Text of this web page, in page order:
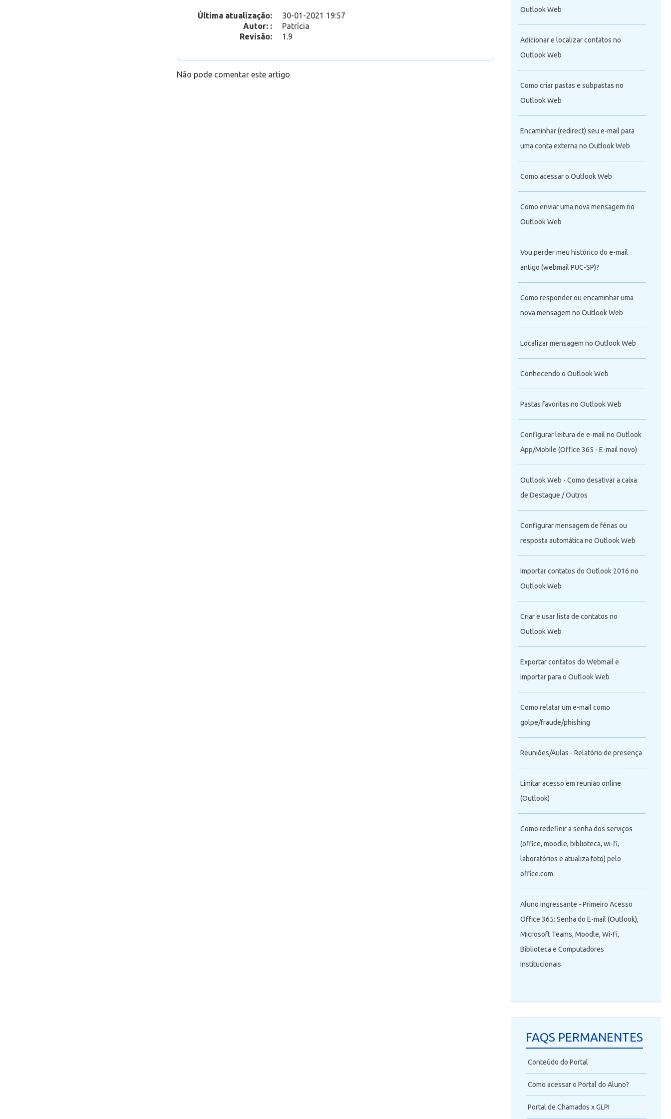
Última atualização:
30-01-2021 19:57
Autor: :
Patrícia
Revisão:
1.9
Não pode comentar este artigo
Outlook Web
Adicionar e localizar contatos no
Outlook Web
Como criar pastas e subpastas no
Outlook Web
Encaminhar (redirect) seu e-mail para
uma conta externa no Outlook Web
Como acessar o Outlook Web
Como enviar uma nova mensagem no
Outlook Web
Vou perder meu histórico do e-mail
antigo (webmail PUC-SP)?
Como responder ou encaminhar uma
nova mensagem no Outlook Web
Localizar mensagem no Outlook Web
Conhecendo o Outlook Web
Pastas favoritas no Outlook Web
Configurar leitura de e-mail no Outlook
App/Mobile (Office 365 - E-mail novo)
Outlook Web - Como desativar a caixa
de Destaque / Outros
Configurar mensagem de férias ou
resposta automática no Outlook Web
Importar contatos do Outlook 2016 no
Outlook Web
Criar e usar lista de contatos no
Outlook Web
Exportar contatos do Webmail e
importar para o Outlook Web
Como relatar um e-mail como
golpe/fraude/phishing
Reuniões/Aulas - Relatório de presença
Limitar acesso em reunião online
(Outlook)
Como redefinir a senha dos serviços
(office, moodle, biblioteca, wi-fi,
laboratórios e atualiza foto) pelo
office.com
Aluno ingressante - Primeiro Acesso
Office 365: Senha do E-mail (Outlook),
Microsoft Teams, Moodle, Wi-Fi,
Biblioteca e Computadores
Institucionais
FAQS PERMANENTES
Conteúdo do Portal
Como acessar o Portal do Aluno?
Portal de Chamados x GLPI